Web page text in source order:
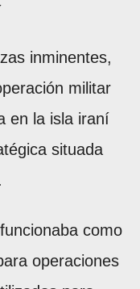
inminentes,
militar
en la isla iraní
situada
como
operaciones